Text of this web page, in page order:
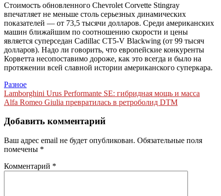
Стоимость обновленного Chevrolet Corvette Stingray
впечатляет не меньше столь серьезных динамических
показателей — от 73,5 тысячи долларов. Среди американских
машин ближайшим по соотношению скорости и цены
является суперседан Cadillac CT5-V Blackwing (от 99 тысяч
долларов). Надо ли говорить, что европейские конкуренты
Корветта несопоставимо дороже, как это всегда и было на
протяжении всей славной истории американского суперкара.
Разное
Навигация
по
записям
Lamborghini Urus Performante SE: гибридная мощь и масса
Alfa Romeo Giulia превратилась в ретроболид DTM
Добавить комментарий
Ваш адрес email не будет опубликован. Обязательные поля
помечены *
Комментарий *